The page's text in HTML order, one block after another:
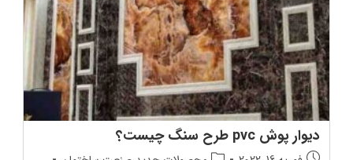
دیوار پوش pvc طرح سنگ چیست؟